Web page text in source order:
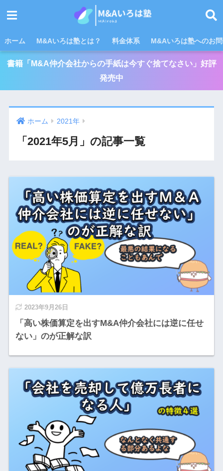
ホーム M&Aいろは塾とは？ 料金体系 M&Aいろは塾へのお
書籍「M&A仲介会社からの手紙は今すぐ捨てなさい」好評
発売中
ホーム 2021年
「2021年5月」の記事一覧
2023年9月26日
「高い株価算定を出すM&A仲介会社には逆に任せ
ない」のが正解な訳